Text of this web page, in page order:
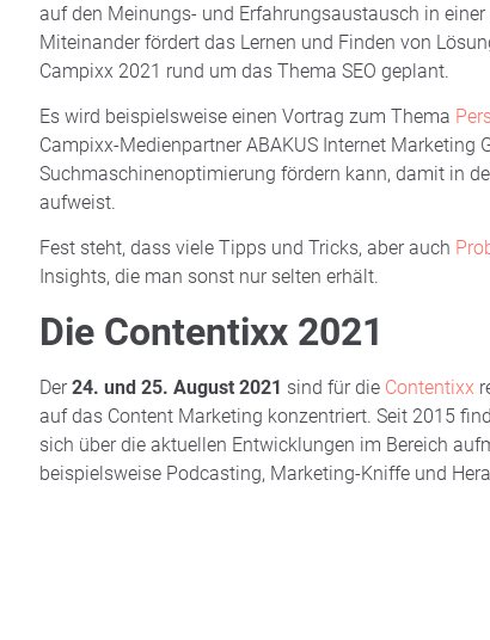
auf den Meinungs- und Erfahrungsaustausch in
Miteinander fördert das Lernen und Finden von
Campixx 2021 rund um das Thema SEO geplant.
Es wird beispielsweise einen Vortrag zum Thema
Campixx-Medienpartner ABAKUS Internet Marketing
Suchmaschinenoptimierung fördern kann, damit in
aufweist.
Fest steht, dass viele Tipps und Tricks, aber auch
Insights, die man sonst nur selten erhält.
Die Contentixx 2021
Der24. und 25. August 2021 sind für die Contentixx
auf das Content Marketing konzentriert. Seit 2015
sich über die aktuellen Entwicklungen im Bereich
beispielsweise Podcasting, Marketing-Kniffe und